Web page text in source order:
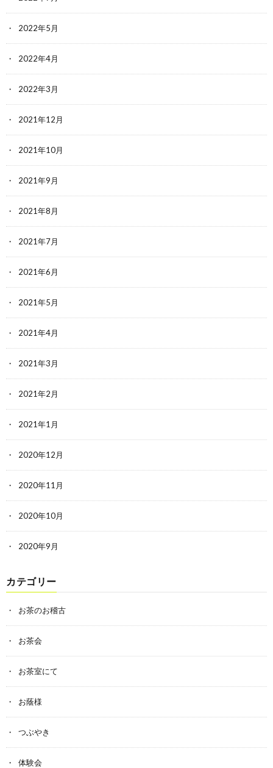
2022年5月
2022年4月
2022年3月
2021年12月
2021年10月
2021年9月
2021年8月
2021年7月
2021年6月
2021年5月
2021年4月
2021年3月
2021年2月
2021年1月
2020年12月
2020年11月
2020年10月
2020年9月
カテゴリー
お茶のお稽古
お茶会
お茶室にて
お蔭様
つぶやき
体験会